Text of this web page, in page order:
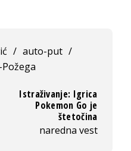
/ auto-put /
Istraživanje: Igrica
Pokemon Go je
štetočina
naredna vest